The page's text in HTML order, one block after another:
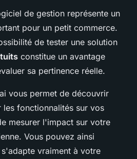
de gestion représente un
pour un petit commerce.
de tester une solution
constitue un avantage
sa pertinence réelle.
vous permet de découvrir
fonctionnalités sur vos
mesurer l'impact sur votre
Vous pouvez ainsi
vraiment à votre